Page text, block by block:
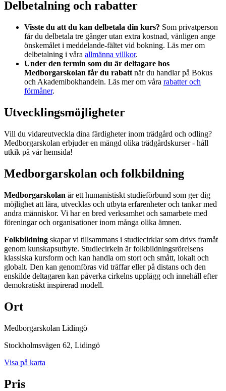
Delbetalning och rabatter
Visste du att du kan delbetala din kurs? Som privatperson
får du delbetala tre gånger utan extra kostnad, vänligen ange
önskemålet i meddelande-fältet vid bokning. Läs mer om
delbetalning i våra allmänna villkor.
Under den termin som du är deltagare hos
Medborgarskolan får du rabatt när du handlar på Bokus
och Akademibokhandeln. Läs mer om våra rabatter och
förmåner.
Utvecklingsmöjligheter
Vill du vidareutveckla dina färdigheter inom trädgård och odling?
Medborgarskolan erbjuder en mängd olika trädgårdskurser - håll
utkik på vår hemsida!
Medborgarskolan och folkbildning
Medborgarskolan är ett humanistiskt studieförbund som ger dig
möjlighet att lära, utvecklas och utbyta erfarenheter och tankar med
andra människor. Vi har en bred verksamhet och samarbete med
föreningar och organisationer inom många olika ämnen.
Folkbildning skapar vi tillsammans i studiecirklar som drivs framåt
genom kunskapsutbyte. Studiecirkeln är folkbildningsrörelsens
klassiska kursform och kan handla om stort och smått, lokalt och
globalt. Den kan genomföras vid träffar eller på distans och den
enskilde deltagaren kan påverka cirkelns upplägg och innehåll efter
demokratiskt inspirerad modell.
Ort
Medborgarskolan Lidingö
Stockholmsvägen 62, Lidingö
Visa på karta
Pris